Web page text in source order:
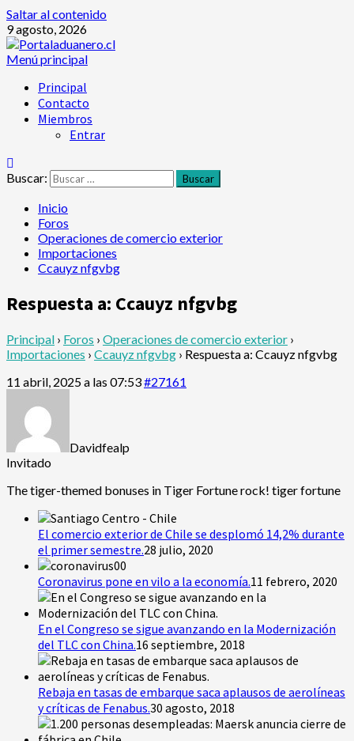
Saltar al contenido
9 agosto, 2026
Menú principal
Principal
Contacto
Miembros
Entrar
Buscar:
Inicio
Foros
Operaciones de comercio exterior
Importaciones
Ccauyz nfgvbg
Respuesta a: Ccauyz nfgvbg
Principal › Foros › Operaciones de comercio exterior ›
Importaciones › Ccauyz nfgvbg › Respuesta a: Ccauyz nfgvbg
11 abril, 2025 a las 07:53#27161
Davidfealp
Invitado
The tiger-themed bonuses in Tiger Fortune rock! tiger fortune
El comercio exterior de Chile se desplomó 14,2% durante
el primer semestre.28 julio, 2020
Coronavirus pone en vilo a la economía.11 febrero, 2020
En el Congreso se sigue avanzando en la Modernización
del TLC con China.16 septiembre, 2018
Rebaja en tasas de embarque saca aplausos de aerolíneas
y críticas de Fenabus.30 agosto, 2018